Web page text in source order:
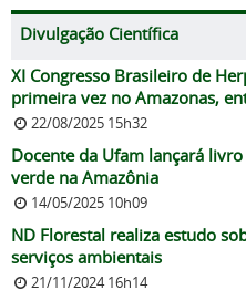
Divulgação Científica
XI Congresso Brasileiro de
primeira vez no Amazonas,
22/08/2025 15h32
Docente da Ufam lançará
verde na Amazônia
14/05/2025 10h09
ND Florestal realiza estudo
serviços ambientais
21/11/2024 16h14